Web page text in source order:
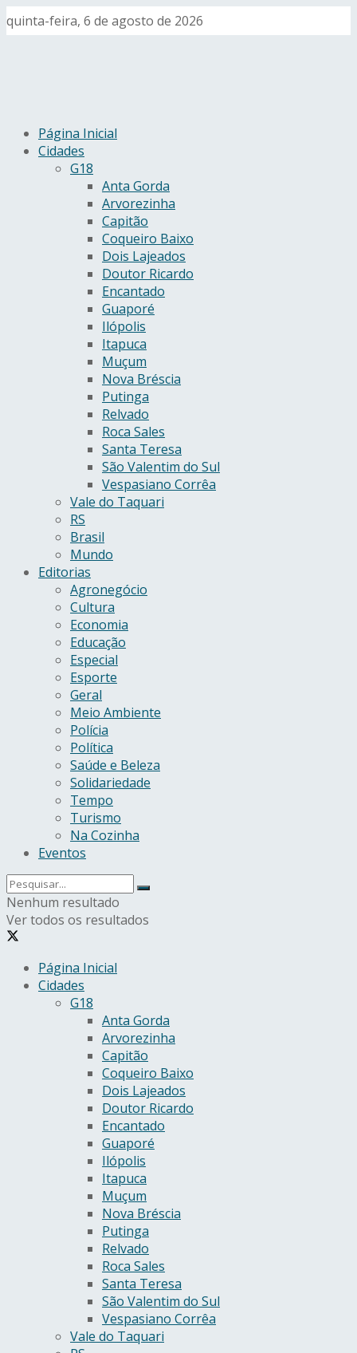
quinta-feira, 6 de agosto de 2026
Página Inicial
Cidades
G18
Anta Gorda
Arvorezinha
Capitão
Coqueiro Baixo
Dois Lajeados
Doutor Ricardo
Encantado
Guaporé
Ilópolis
Itapuca
Muçum
Nova Bréscia
Putinga
Relvado
Roca Sales
Santa Teresa
São Valentim do Sul
Vespasiano Corrêa
Vale do Taquari
RS
Brasil
Mundo
Editorias
Agronegócio
Cultura
Economia
Educação
Especial
Esporte
Geral
Meio Ambiente
Polícia
Política
Saúde e Beleza
Solidariedade
Tempo
Turismo
Na Cozinha
Eventos
Nenhum resultado
Ver todos os resultados
Página Inicial
Cidades
G18
Anta Gorda
Arvorezinha
Capitão
Coqueiro Baixo
Dois Lajeados
Doutor Ricardo
Encantado
Guaporé
Ilópolis
Itapuca
Muçum
Nova Bréscia
Putinga
Relvado
Roca Sales
Santa Teresa
São Valentim do Sul
Vespasiano Corrêa
Vale do Taquari